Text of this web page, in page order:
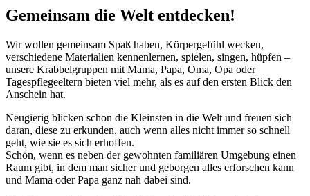
Gemeinsam die Welt entdecken!
Wir wollen gemeinsam Spaß haben, Körpergefühl wecken,
verschiedene Materialien kennenlernen, spielen, singen, hüpfen –
unsere Krabbelgruppen mit Mama, Papa, Oma, Opa oder
Tagespflegeeltern bieten viel mehr, als es auf den ersten Blick den
Anschein hat.
Neugierig blicken schon die Kleinsten in die Welt und freuen sich
daran, diese zu erkunden, auch wenn alles nicht immer so schnell
geht, wie sie es sich erhoffen.
Schön, wenn es neben der gewohnten familiären Umgebung einen
Raum gibt, in dem man sicher und geborgen alles erforschen kann
und Mama oder Papa ganz nah dabei sind.